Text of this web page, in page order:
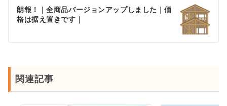
ゲ
ー
シ
ン
朗報！｜全商品バージョンアップしました｜価
格は据え置きです｜
関連記事